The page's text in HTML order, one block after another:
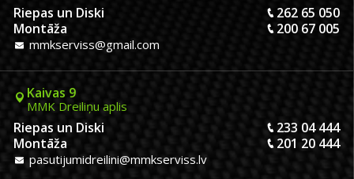
Riepas un Diski
262 65 050
Montāža
200 67 005
mmkserviss@gmail.com
Kaivas 9
MMK Dreiliņu aplis
Riepas un Diski
233 04 444
Montāža
201 20 444
pasutijumidreilini@mmkserviss.lv